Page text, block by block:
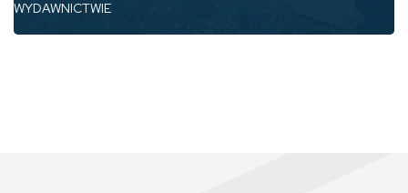
WYDAWNICTWIE